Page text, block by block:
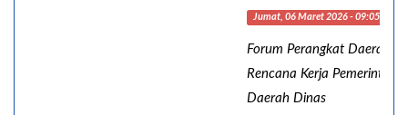
Jumat, 06 Maret 2026 - 09:05:29
Forum Perangkat Daerah
Rencana Kerja Pemerintah
Daerah Dinas